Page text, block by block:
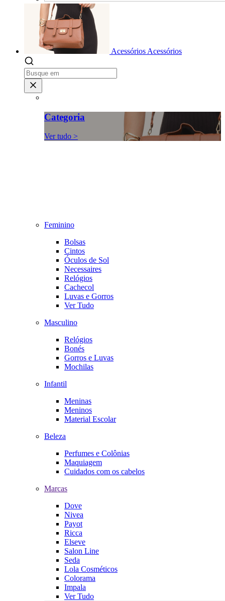
Acessórios Acessórios
Categoria
Ver tudo >
Feminino
Bolsas
Cintos
Óculos de Sol
Necessaires
Relógios
Cachecol
Luvas e Gorros
Ver Tudo
Masculino
Relógios
Bonés
Gorros e Luvas
Mochilas
Infantil
Meninas
Meninos
Material Escolar
Beleza
Perfumes e Colônias
Maquiagem
Cuidados com os cabelos
Marcas
Dove
Nivea
Payot
Ricca
Elseve
Salon Line
Seda
Lola Cosméticos
Colorama
Impala
Ver Tudo